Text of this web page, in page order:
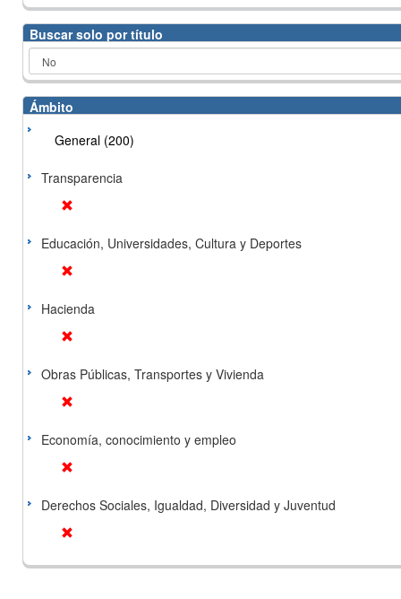
Buscar solo por título
Ámbito
General (200)
Transparencia
Educación, Universidades, Cultura y Deportes
Hacienda
Obras Públicas, Transportes y Vivienda
Economía, conocimiento y empleo
Derechos Sociales, Igualdad, Diversidad y Juventud